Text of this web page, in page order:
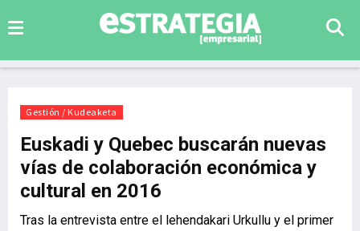
Gestión / Kudeaketa
Euskadi y Quebec buscarán nuevas
vías de colaboración económica y
cultural en 2016
Tras la entrevista entre el lehendakari Urkullu y el primer